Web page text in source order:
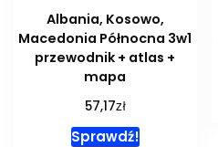
Albania, Kosowo,
Macedonia Północna 3w1
przewodnik + atlas +
mapa
57,17zł
Sprawdź!